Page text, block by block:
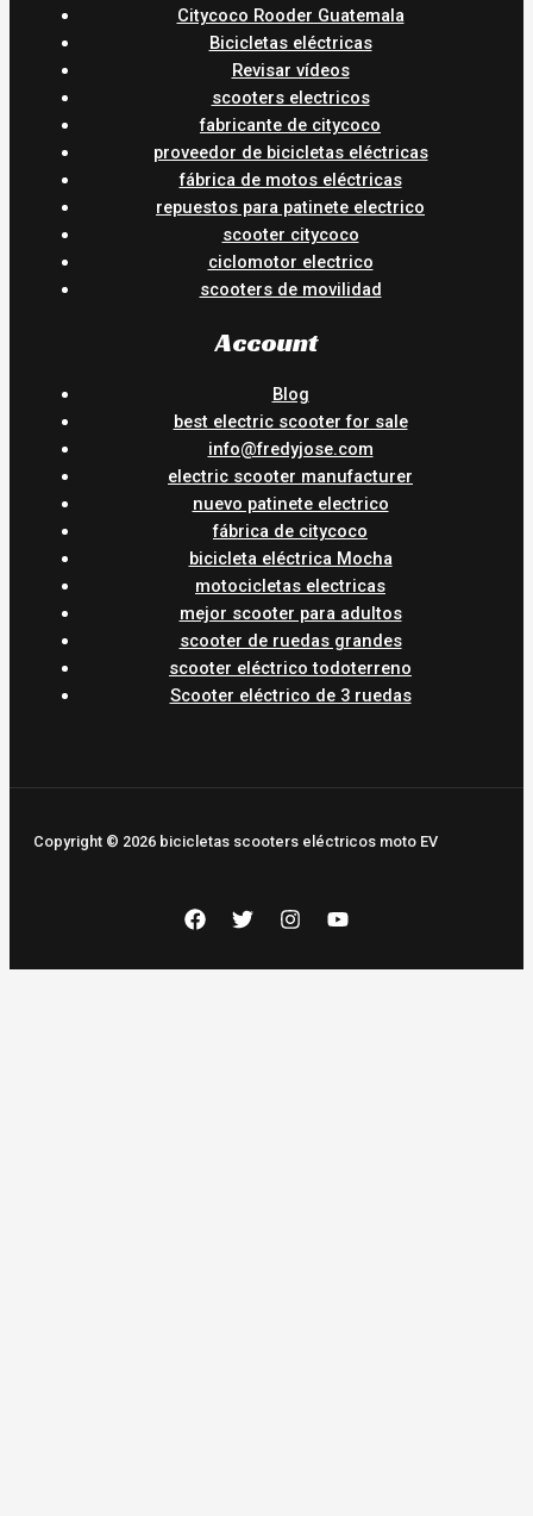
Citycoco Rooder Guatemala
Bicicletas eléctricas
Revisar vídeos
scooters electricos
fabricante de citycoco
proveedor de bicicletas eléctricas
fábrica de motos eléctricas
repuestos para patinete electrico
scooter citycoco
ciclomotor electrico
scooters de movilidad
Account
Blog
best electric scooter for sale
info@fredyjose.com
electric scooter manufacturer
nuevo patinete electrico
fábrica de citycoco
bicicleta eléctrica Mocha
motocicletas electricas
mejor scooter para adultos
scooter de ruedas grandes
scooter eléctrico todoterreno
Scooter eléctrico de 3 ruedas
Copyright © 2026 bicicletas scooters eléctricos moto EV